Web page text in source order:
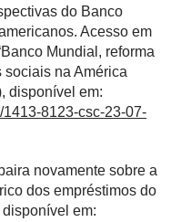
do Banco
Acesso em
Mundial, reforma
na América
disponível em:
8123-csc-23-07-
novamente sobre a
dos empréstimos do
em: